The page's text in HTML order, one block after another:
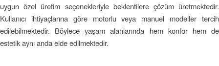
uygun özel üretim seçenekleriyle beklentilere çözüm üretmektedir.
Kullanıcı ihtiyaçlarına göre motorlu veya manuel modeller tercih
edilebilmektedir. Böylece yaşam alanlarında hem konfor hem de
estetik aynı anda elde edilmektedir.